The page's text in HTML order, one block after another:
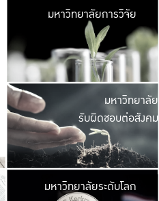
มหาวิ
มีพื้นที่เขียวสดใส
เป็นป่าในเมือง เกษต
มหาวิทยาลัยการวิจัย
มหาวิ
ค
เปิดประ
และพบเรื่องราวใ
มหาวิทยาลัย
รับผิดชอบต่อสังคม
มหาวิ
มหาวิทยาลัยระดับโลก